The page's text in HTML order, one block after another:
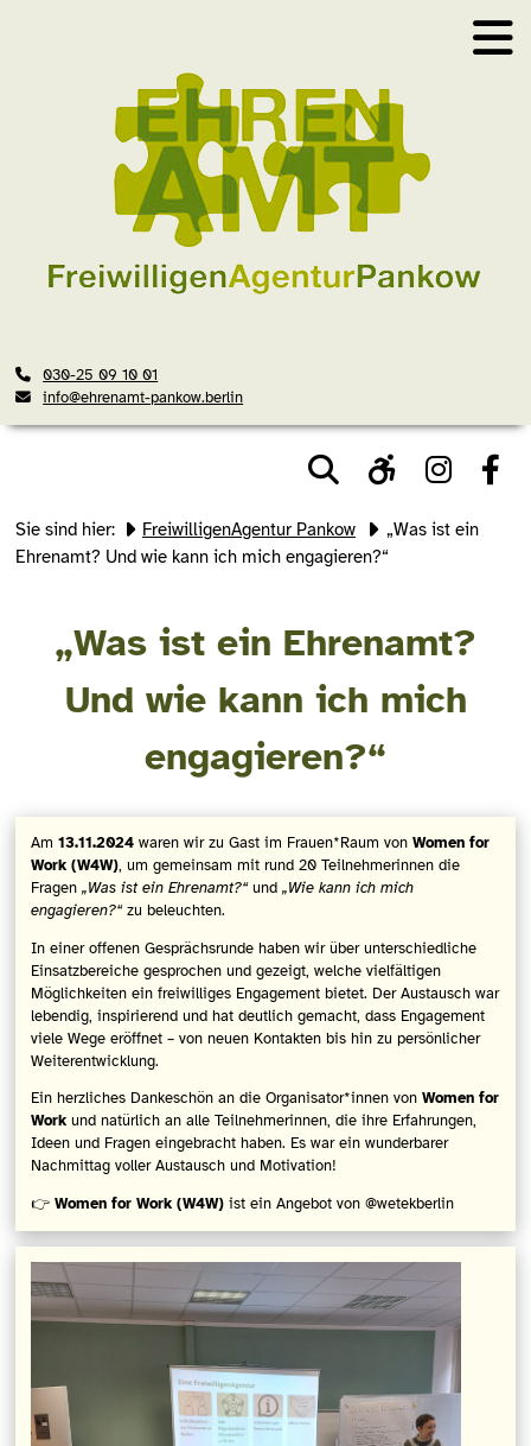
030-25 09 10 01
info@ehrenamt-pankow.berlin
Sie sind hier: FreiwilligenAgentur Pankow
„Was ist ein
Ehrenamt? Und wie kann ich mich engagieren?“
„Was ist ein Ehrenamt?
Und wie kann ich mich
engagieren?“
Am 13.11.2024waren wir zu Gast im Frauen*Raum von Women for
Work (W4W), um gemeinsam mit rund 20 Teilnehmerinnen die
Fragen „Was ist ein Ehrenamt?“und „Wie kann ich mich
engagieren?“zu beleuchten.
In einer offenen Gesprächsrunde haben wir über unterschiedliche
Einsatzbereiche gesprochen und gezeigt, welche vielfältigen
Möglichkeiten ein freiwilliges Engagement bietet. Der Austausch war
lebendig, inspirierend und hat deutlich gemacht, dass Engagement
viele Wege eröffnet – von neuen Kontakten bis hin zu persönlicher
Weiterentwicklung.
Ein herzliches Dankeschön an die Organisator*innen von Women for
Workund natürlich an alle Teilnehmerinnen, die ihre Erfahrungen,
Ideen und Fragen eingebracht haben. Es war ein wunderbarer
Nachmittag voller Austausch und Motivation!
👉 Women for Work (W4W)ist ein Angebot von @wetekberlin